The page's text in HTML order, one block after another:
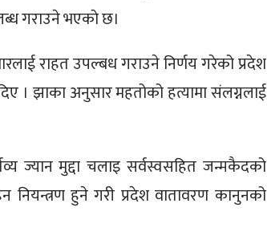
गराउने भएकाे छ।
राहत उपल्बध गराउने निर्णय गरेको प्रदेश
। झाका अनुसार महतोको हत्यामा संलग्नलाई
ज्यान मुद्दा चलाइ सर्वस्वसहित जन्मकैदको
नियन्त्रण हुने गरी प्रदेश वातावरण कानुनको